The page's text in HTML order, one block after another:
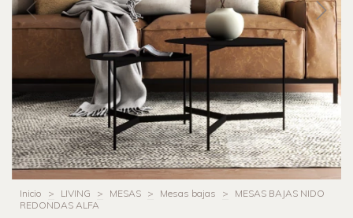
Inicio > LIVING > MESAS > Mesas bajas >
MESAS BAJAS NIDO
REDONDAS ALFA